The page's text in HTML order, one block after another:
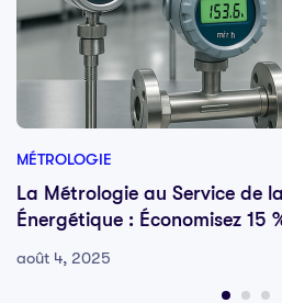
MÉTROLOGIE
La Métrologie au Service de
Énergétique : Économisez 15
Mois
août 4, 2025